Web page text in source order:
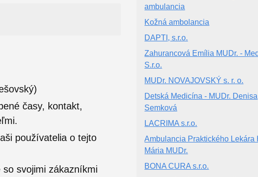
časy, kontakt,
používatelia o tejto
svojimi zákazníkmi
ambulancia
Kožná ambolancia
DAPTI, s.r.o.
Zahurancová Emília MUDr. -
S.r.o.
MUDr. NOVAJOVSKÝ s. r. o.
Detská Medicína - MUDr. Denisa
Semková
LACRIMA s.r.o.
Ambulancia Praktického Lekára
Mária MUDr.
BONA CURA s.r.o.